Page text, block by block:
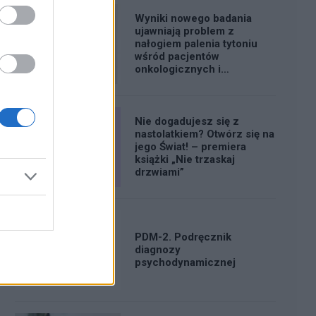
Wyniki nowego badania
ujawniają problem z
nałogiem palenia tytoniu
wśród pacjentów
onkologicznych i
Nie dogadujesz się z
nastolatkiem? Otwórz się na
jego Świat! – premiera
książki „Nie trzaskaj
drzwiami”
PDM-2. Podręcznik
diagnozy
psychodynamicznej